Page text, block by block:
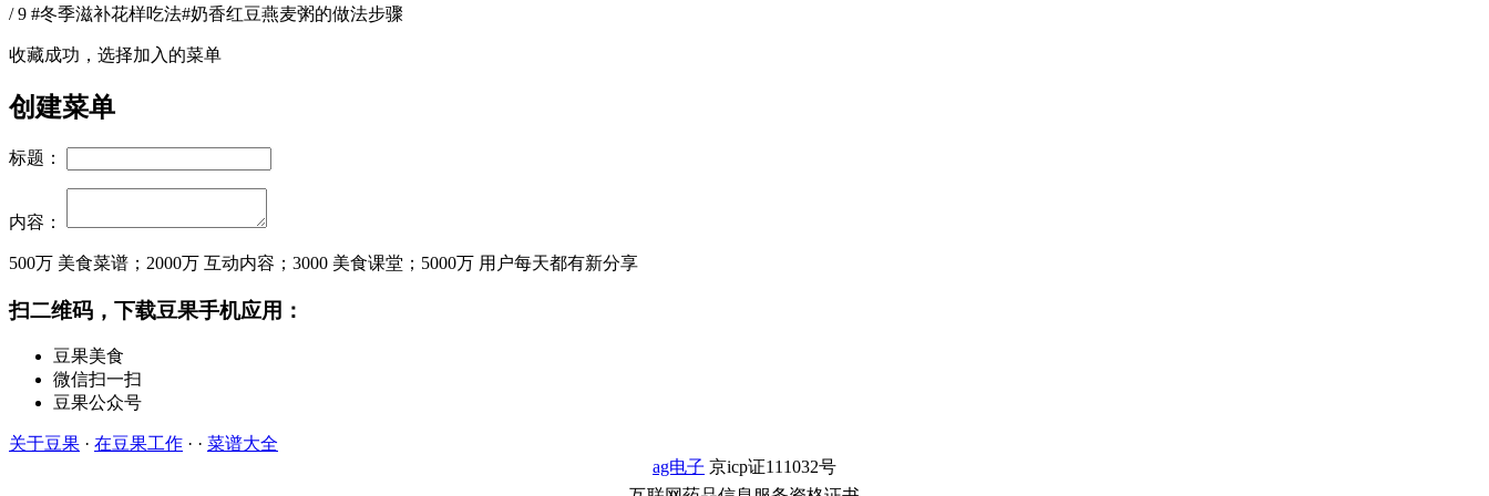
/ 9 #冬季滋补花样吃法#奶香红豆燕麦粥的做法步骤
收藏成功，选择加入的菜单
创建菜单
标题：
内容：
500万 美食菜谱； 2000万 互动内容； 3000 美食课堂； 5000万 用户每天都有新分享
扫二维码，下载豆果手机应用：
豆果美食
微信扫一扫
豆果公众号
关于豆果 · 在豆果工作 · · 菜谱大全
ag电子 京icp证111032号